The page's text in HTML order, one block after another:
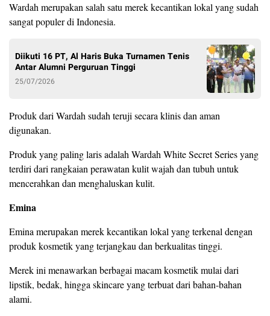
Wardah merupakan salah satu merek kecantikan lokal yang sudah
sangat populer di Indonesia.
Diikuti 16 PT, Al Haris Buka Turnamen Tenis
Antar Alumni Perguruan Tinggi
25/07/2026
Produk dari Wardah sudah teruji secara klinis dan aman
digunakan.
Produk yang paling laris adalah Wardah White Secret Series yang
terdiri dari rangkaian perawatan kulit wajah dan tubuh untuk
mencerahkan dan menghaluskan kulit.
Emina
Emina merupakan merek kecantikan lokal yang terkenal dengan
produk kosmetik yang terjangkau dan berkualitas tinggi.
Merek ini menawarkan berbagai macam kosmetik mulai dari
lipstik, bedak, hingga skincare yang terbuat dari bahan-bahan
alami.